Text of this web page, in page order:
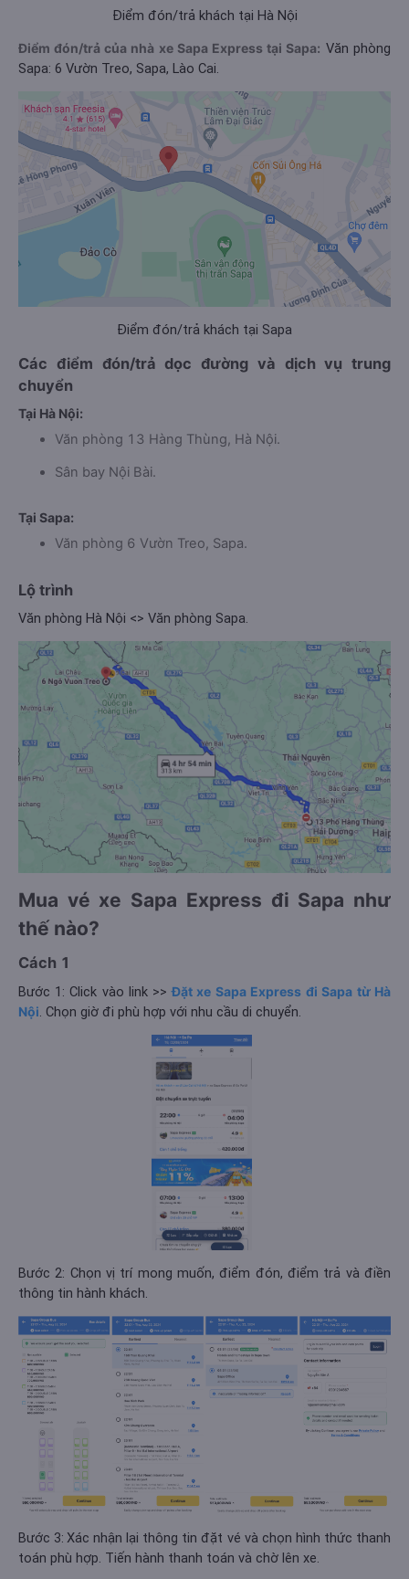
Điểm đón/trả khách tại Hà Nội
Điểm đón/trả của nhà xe Sapa Express tại Sapa: Văn phòng
Sapa: 6 Vườn Treo, Sapa, Lào Cai.
Điểm đón/trả khách tại Sapa
Các điểm đón/trả dọc đường và dịch vụ trung
chuyển
Tại Hà Nội:
Văn phòng 13 Hàng Thùng, Hà Nội.
Sân bay Nội Bài.
Tại Sapa:
Văn phòng 6 Vườn Treo, Sapa.
Lộ trình
Văn phòng Hà Nội <> Văn phòng Sapa.
Mua vé xe Sapa Express đi Sapa như
thế nào?
Cách 1
Bước 1: Click vào link >>Đặt xe Sapa Express đi Sapa từ Hà
Nội . Chọn giờ đi phù hợp với nhu cầu di chuyển.
Bước 2: Chọn vị trí mong muốn, điểm đón, điểm trả và điền
thông tin hành khách.
Bước 3: Xác nhận lại thông tin đặt vé và chọn hình thức thanh
toán phù hợp. Tiến hành thanh toán và chờ lên xe.